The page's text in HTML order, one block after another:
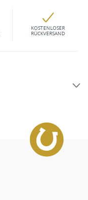
KOSTENLOSER
RÜCKVERSAND